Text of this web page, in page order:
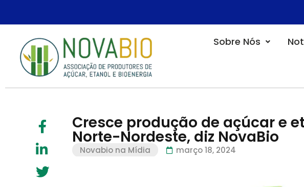
Sobre Nós
Cresce produção de açúcar e
Norte-Nordeste, diz NovaBio
Novabio na Mídia março 18, 2024